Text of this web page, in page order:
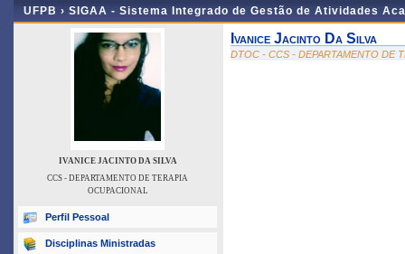
UFPB › SIGAA - Sistema Integrado de Gestão de Atividades
IVANICE JACINTO DA SILVA
CCS - DEPARTAMENTO DE TERAPIA
OCUPACIONAL
Perfil Pessoal
Disciplinas Ministradas
Ivanice Jacinto Da Silva
DTOC - CCS - DEPARTAMENTO DE